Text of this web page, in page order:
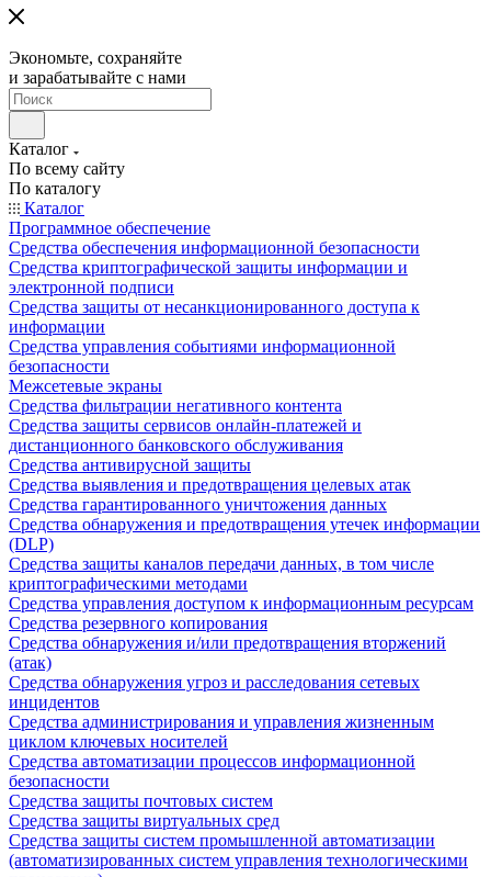
Экономьте, сохраняйте
и зарабатывайте с нами
Каталог
По всему сайту
По каталогу
Каталог
Программное обеспечение
Средства обеспечения информационной безопасности
Средства криптографической защиты информации и
электронной подписи
Средства защиты от несанкционированного доступа к
информации
Средства управления событиями информационной
безопасности
Межсетевые экраны
Средства фильтрации негативного контента
Средства защиты сервисов онлайн-платежей и
дистанционного банковского обслуживания
Средства антивирусной защиты
Средства выявления и предотвращения целевых атак
Средства гарантированного уничтожения данных
Средства обнаружения и предотвращения утечек информации
(DLP)
Средства защиты каналов передачи данных, в том числе
криптографическими методами
Средства управления доступом к информационным ресурсам
Средства резервного копирования
Средства обнаружения и/или предотвращения вторжений
(атак)
Средства обнаружения угроз и расследования сетевых
инцидентов
Средства администрирования и управления жизненным
циклом ключевых носителей
Средства автоматизации процессов информационной
безопасности
Средства защиты почтовых систем
Средства защиты виртуальных сред
Средства защиты систем промышленной автоматизации
(автоматизированных систем управления технологическими